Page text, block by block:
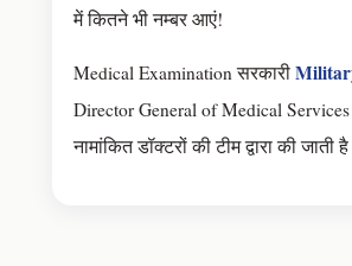
में कितने भी नम्बर आएं!
Medical Examination सरकारी
Director General of Medical Services
नामांकित डॉक्टरों की टीम द्वारा की जाती